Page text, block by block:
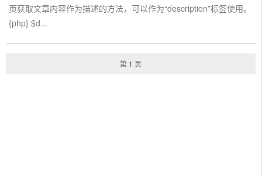
页获取文章内容作为描述的方法，可以作为“description”标签使用。
{php} $d...
第 1 页